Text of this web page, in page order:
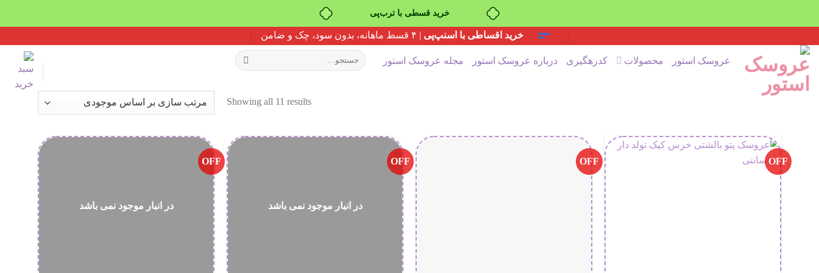
خرید قسطی با ترب‌پی
content
خرید اقساطی با اسنپ‌پی | ۴ قسط ماهانه، بدون سود، چک و ضامن
عروسک استور محصولات کدرهگیری درباره عروسک استور مجله عروسک استور
جستجو
برای:
Showing all 11 results
OFF
OFF
OFF
در انبار موجود نمی باشد
OFF
در انبار موجود نمی باشد